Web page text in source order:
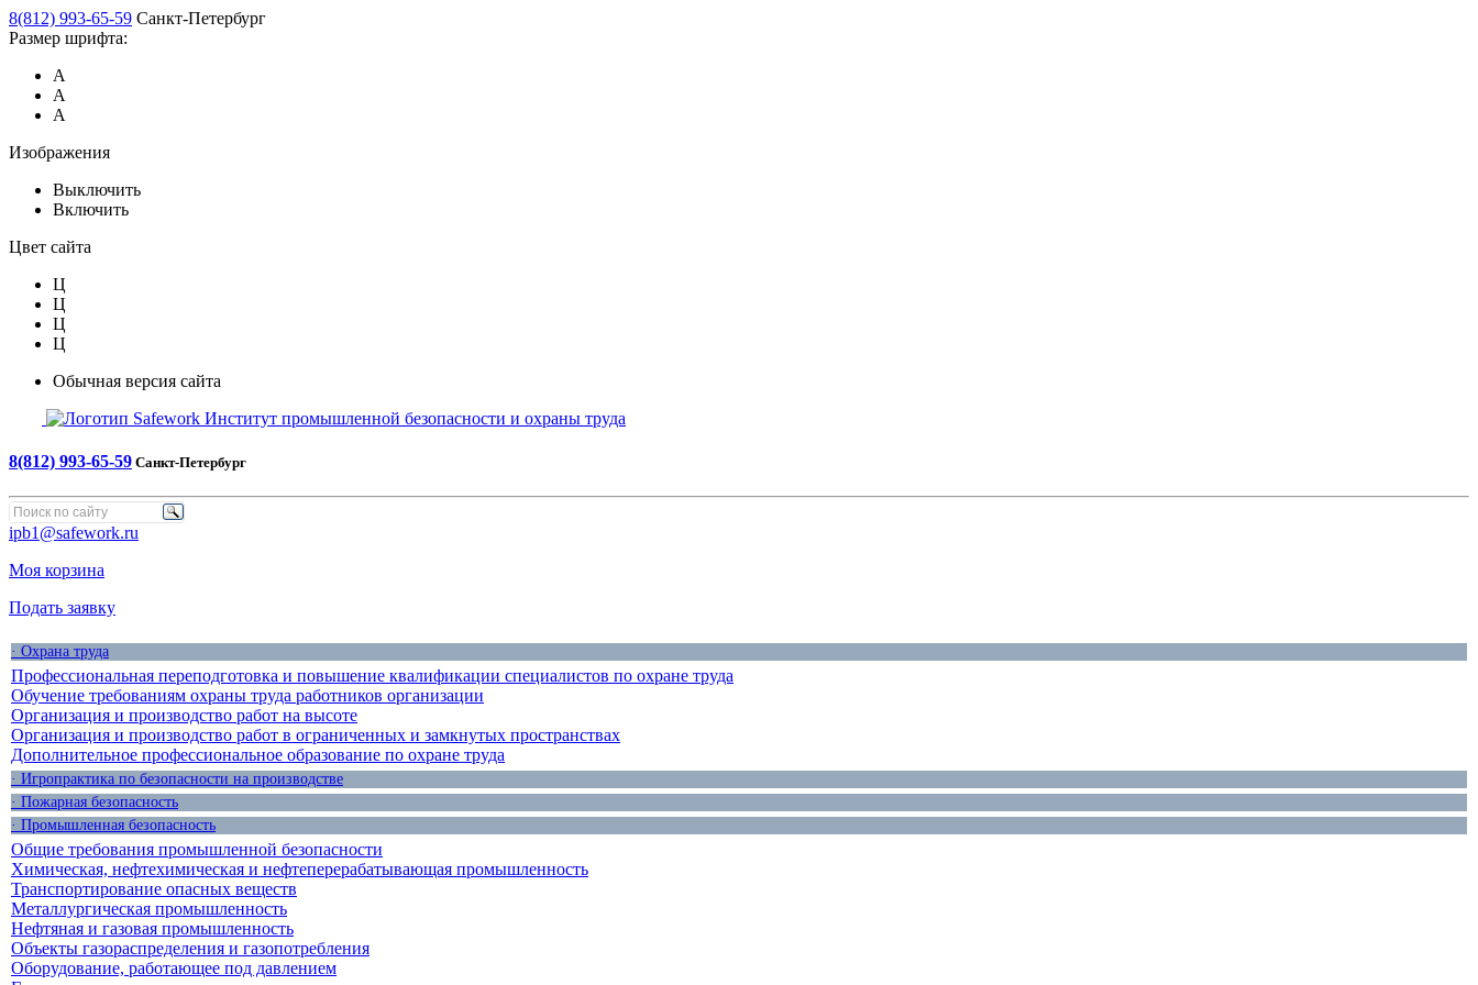
8(812) 993-65-59 Санкт-Петербург
Размер шрифта:
А
А
А
Изображения
Выключить
Включить
Цвет сайта
Ц
Ц
Ц
Ц
Обычная версия сайта
Safework Институт промышленной безопасности и охраны труда
8(812) 993-65-59 Санкт-Петербург
ipb1@safework.ru
Моя корзина
Подать заявку
· Охрана труда
Профессиональная переподготовка и повышение квалификации специалистов по охране труда
Обучение требованиям охраны труда работников организации
Организация и производство работ на высоте
Организация и производство работ в ограниченных и замкнутых пространствах
Дополнительное профессиональное образование по охране труда
· Игропрактика по безопасности на производстве
· Пожарная безопасность
· Промышленная безопасность
Общие требования промышленной безопасности
Химическая, нефтехимическая и нефтеперерабатывающая промышленность
Транспортирование опасных веществ
Металлургическая промышленность
Нефтяная и газовая промышленность
Объекты газораспределения и газопотребления
Оборудование, работающее под давлением